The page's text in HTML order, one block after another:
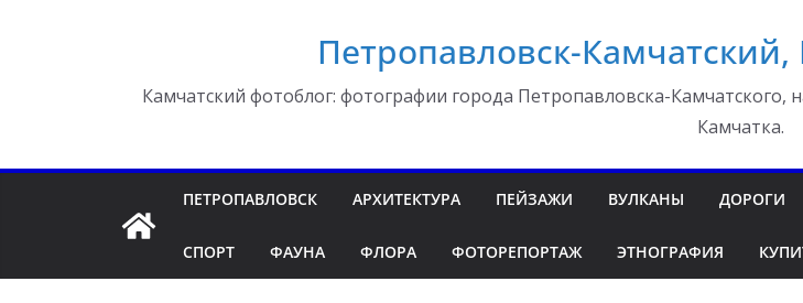
Петропавловск-
Камчатский фотоблог: фотографии города Петропавловска-Камчатского,
Камчатка.
ПЕТРОПАВЛОВСК АРХИТЕКТУРА ПЕЙЗАЖИ ВУЛКАНЫ ДОРОГИ
СПОРТ ФАУНА ФЛОРА ФОТОРЕПОРТАЖ ЭТНОГРАФИЯ